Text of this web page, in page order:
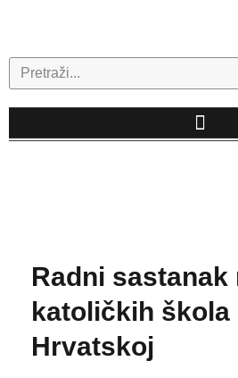
Search
Radni sastanak
katoličkih škola
Hrvatskoj